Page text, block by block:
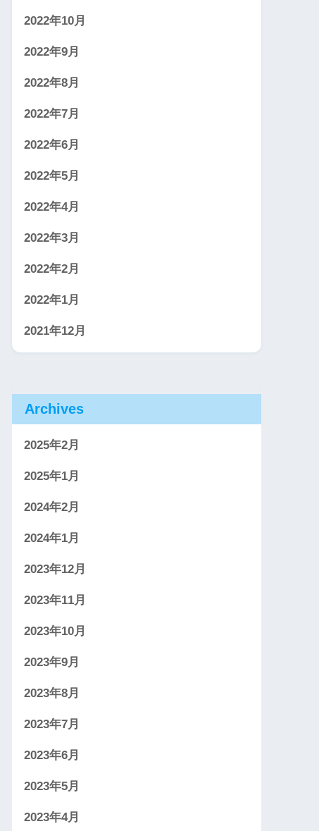
2022年10月
2022年9月
2022年8月
2022年7月
2022年6月
2022年5月
2022年4月
2022年3月
2022年2月
2022年1月
2021年12月
Archives
2025年2月
2025年1月
2024年2月
2024年1月
2023年12月
2023年11月
2023年10月
2023年9月
2023年8月
2023年7月
2023年6月
2023年5月
2023年4月